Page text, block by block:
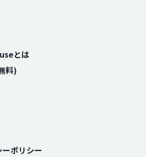
とは
料)
ポリシー